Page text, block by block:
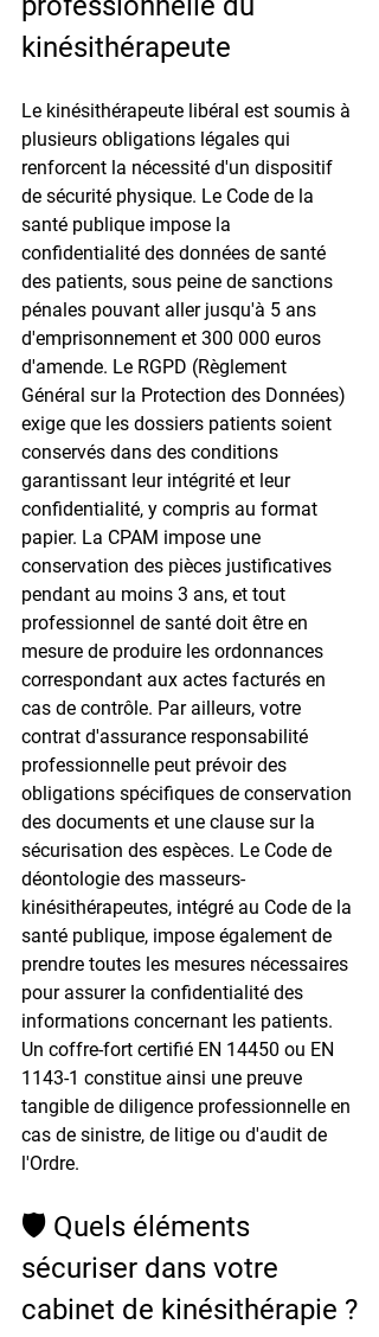
kinésithérapeute
Le kinésithérapeute libéral est soumis à
plusieurs obligations légales qui
renforcent la nécessité d'un dispositif
de sécurité physique. Le Code de la
santé publique impose la
confidentialité des données de santé
des patients, sous peine de sanctions
pénales pouvant aller jusqu'à 5 ans
d'emprisonnement et 300 000 euros
d'amende. Le RGPD (Règlement
Général sur la Protection des Données)
exige que les dossiers patients soient
conservés dans des conditions
garantissant leur intégrité et leur
confidentialité, y compris au format
papier. La CPAM impose une
conservation des pièces justificatives
pendant au moins 3 ans, et tout
professionnel de santé doit être en
mesure de produire les ordonnances
correspondant aux actes facturés en
cas de contrôle. Par ailleurs, votre
contrat d'assurance responsabilité
professionnelle peut prévoir des
obligations spécifiques de conservation
des documents et une clause sur la
sécurisation des espèces. Le Code de
déontologie des masseurs-
kinésithérapeutes, intégré au Code de la
santé publique, impose également de
prendre toutes les mesures nécessaires
pour assurer la confidentialité des
informations concernant les patients.
Un coffre-fort certifié EN 14450 ou EN
1143-1 constitue ainsi une preuve
tangible de diligence professionnelle en
cas de sinistre, de litige ou d'audit de
l'Ordre.
🛡️ Quels éléments
sécuriser dans votre
cabinet de kinésithérapie ?